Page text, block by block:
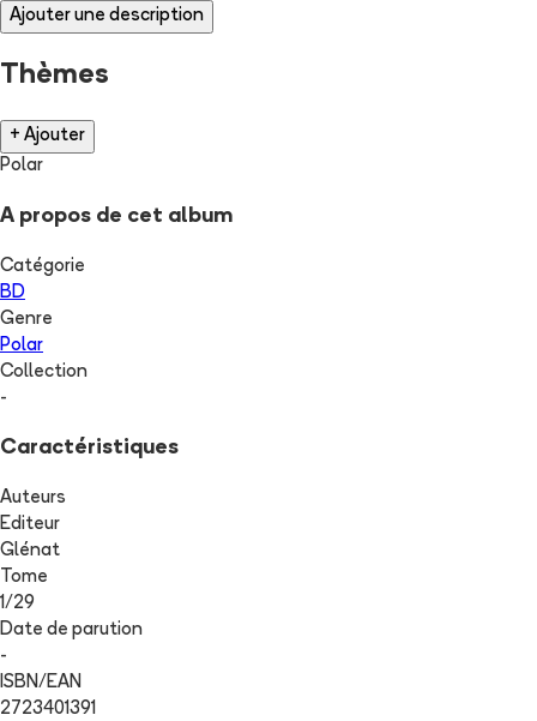
Ajouter une description
Thèmes
+ Ajouter
Polar
A propos de cet album
Catégorie
BD
Genre
Polar
Collection
-
Caractéristiques
Auteurs
Editeur
Glénat
Tome
1/29
Date de parution
-
ISBN/EAN
2723401391